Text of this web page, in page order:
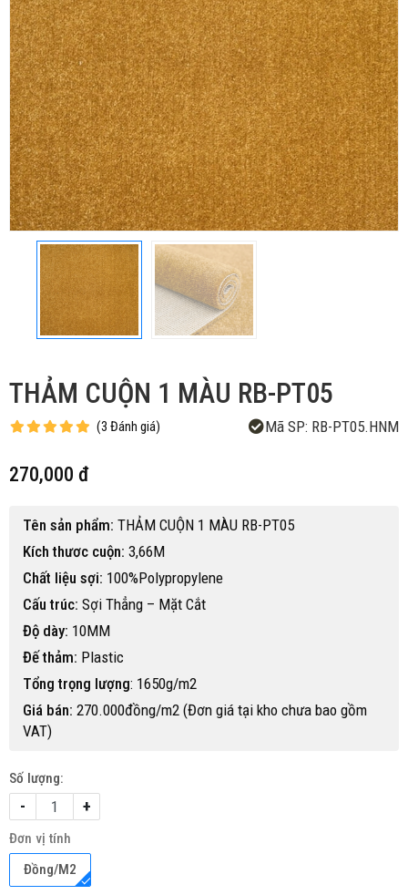
THẢM CUỘN 1 MÀU RB-PT05
(3 Đánh giá) Mã SP: RB-PT05.HNM
270,000 đ
Tên sản phẩm: THẢM CUỘN 1 MÀU RB-PT05
Kích thươc cuộn: 3,66M
Chất liệu sợi: 100%Polypropylene
Cấu trúc: Sợi Thẳng – Mặt Cắt
Độ dày: 10MM
Đế thảm: Plastic
Tổng trọng lượng: 1650g/m2
Giá bán: 270.000đồng/m2 (Đơn giá tại kho chưa bao gồm
VAT)
Số lượng:
- +
Đơn vị tính
Đồng/M2